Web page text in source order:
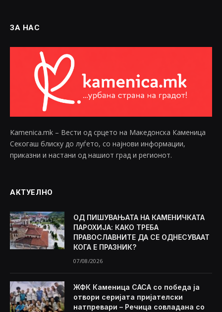
ЗА НАС
Kamenica.mk – Вести од срцето на Македонска Каменица
Секогаш блиску до луѓето, со најнови информации,
приказни и настани од нашиот град и регионот.
АКТУЕЛНО
ОД ПИШУВАЊАТА НА КАМЕНИЧКАТА
ПАРОХИЈА: КАКО ТРЕБА
ПРАВОСЛАВНИТЕ ДА СЕ ОДНЕСУВААТ
КОГА Е ПРАЗНИК?
07/08/2026
ЖФК Каменица САСА со победа ја
отвори серијата пријателски
натпревари – Речица совладана со